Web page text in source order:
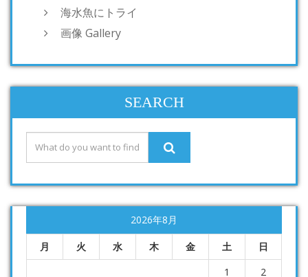
海水魚にトライ
画像 Gallery
SEARCH
2026年8月
月 火 水 木 金 土
日
1
2